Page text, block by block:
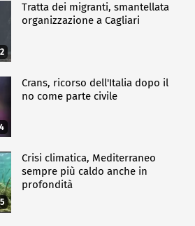
Tratta dei migranti, smantellata
organizzazione a Cagliari
Crans, ricorso dell'Italia dopo il
no come parte civile
Crisi climatica, Mediterraneo
sempre più caldo anche in
profondità